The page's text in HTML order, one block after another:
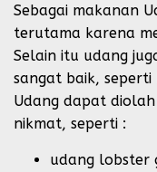
Sebagai makanan
terutama karena
Selain itu udang
sangat baik,
Udang dapat
nikmat, seperti :
udang lobster